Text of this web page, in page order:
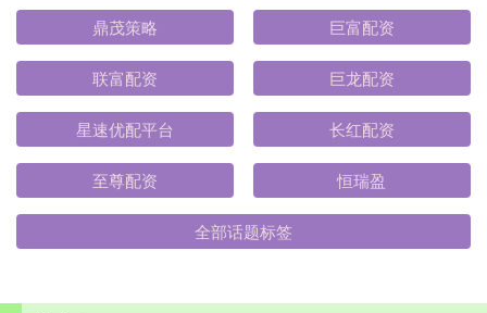
鼎茂策略 巨富配资
联富配资 巨龙配资
星速优配平台 长红配资
至尊配资 恒瑞盈
全部话题标签